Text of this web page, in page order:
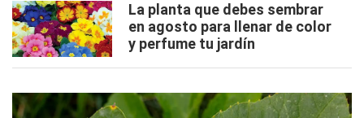
La planta que debes sembrar
en agosto para llenar de color
y perfume tu jardín